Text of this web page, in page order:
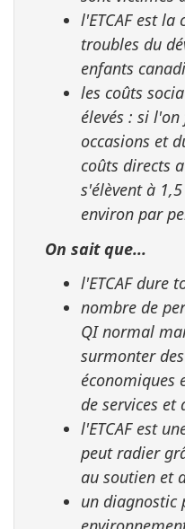
l'ETCAF est la
troubles du
enfants
les coûts
élevés : si
occasions et
coûts directs
s'élèvent à
environ par
On sait que...
l'ETCAF dure
nombre de
QI normal
surmonter
économiques
de services et
l'ETCAF est
peut radier
au soutien et
un diagnostic